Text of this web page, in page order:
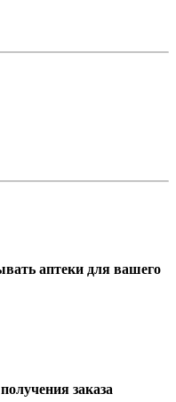
аптеки для вашего
заказа